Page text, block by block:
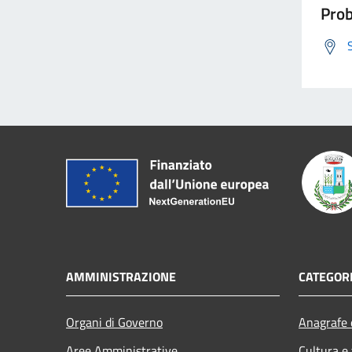
AMMINISTRAZIONE
Organi di Governo